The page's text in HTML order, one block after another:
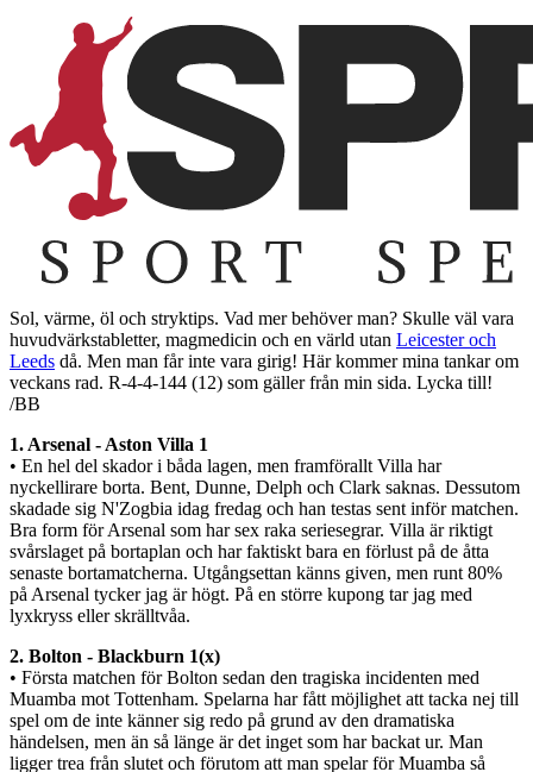
Sol, värme, öl och stryktips. Vad mer behöver man? Skulle väl vara
huvudvärkstabletter, magmedicin och en värld utan Leicester och
Leeds då. Men man får inte vara girig! Här kommer mina tankar om
veckans rad. R-4-4-144 (12) som gäller från min sida. Lycka till!
/BB
1. Arsenal - Aston Villa 1
• En hel del skador i båda lagen, men framförallt Villa har
nyckellirare borta. Bent, Dunne, Delph och Clark saknas. Dessutom
skadade sig N'Zogbia idag fredag och han testas sent inför matchen.
Bra form för Arsenal som har sex raka seriesegrar. Villa är riktigt
svårslaget på bortaplan och har faktiskt bara en förlust på de åtta
senaste bortamatcherna. Utgångsettan känns given, men runt 80%
på Arsenal tycker jag är högt. På en större kupong tar jag med
lyxkryss eller skrälltvåa.
2. Bolton - Blackburn 1(x)
• Första matchen för Bolton sedan den tragiska incidenten med
Muamba mot Tottenham. Spelarna har fått möjlighet att tacka nej till
spel om de inte känner sig redo på grund av den dramatiska
händelsen, men än så länge är det inget som har backat ur. Man
ligger trea från slutet och förutom att man spelar för Muamba så